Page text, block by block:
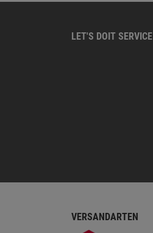
LET'S DOIT SERVICE
VERSANDARTEN